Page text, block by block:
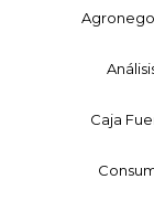
Caja